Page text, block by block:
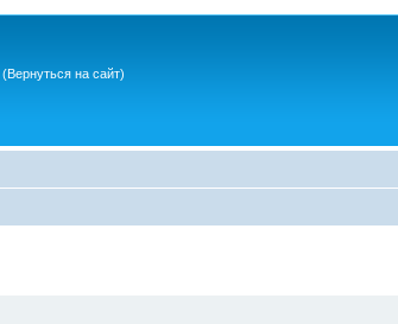
(Вернуться на сайт)